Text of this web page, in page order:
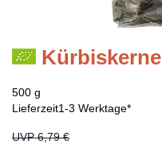
Kürbiskerne
500 g
Lieferzeit1-3 Werktage*
UVP 6,79 €
Zum
Bildergalerie